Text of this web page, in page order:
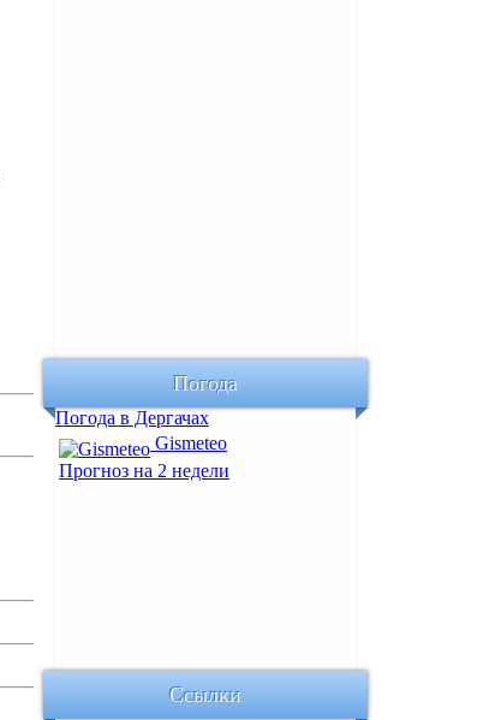
Погода
Погода в Дергачах
Gismeteo
Прогноз на 2 недели
Ссылки